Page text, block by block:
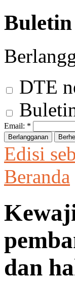
DTE
Email: *
Edisi
Beranda
dan